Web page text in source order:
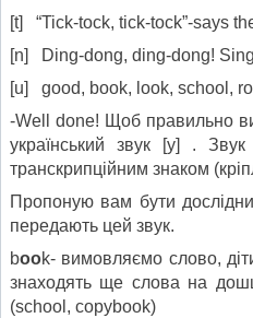
[t] “Tick-tock, tick-tock”-says
[n] Ding-dong, ding-dong!
[u] good, book, look, school,
-Well done! Щоб правильно
український звук [у] .
транскрипційним знаком
Пропоную вам бути
передають цей звук.
book- вимовляємо слово,
знаходять ще слова на
(school, copybook)